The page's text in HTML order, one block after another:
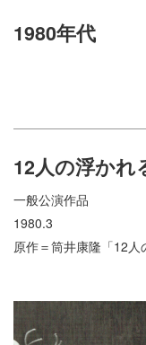
1980年代
12人の浮かれ
一般公演作品
1980.3
原作＝筒井康隆「12